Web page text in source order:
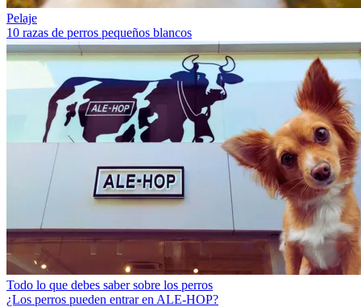
Pelaje
10 razas de perros pequeños blancos
Todo lo que debes saber sobre los perros
¿Los perros pueden entrar en ALE-HOP?